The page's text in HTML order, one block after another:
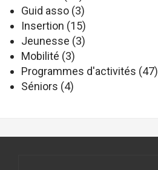
Guid asso (3)
Insertion (15)
Jeunesse (3)
Mobilité (3)
Programmes d'activités (47)
Séniors (4)